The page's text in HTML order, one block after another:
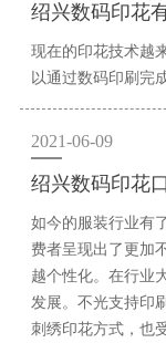
绍兴数码印花
现在的印花技术越
以通过数码印刷完
2021-06-09
绍兴数码印花
如今的服装行业有
费者呈现出了更加
越个性化。在行业
发展。不光支持印
刺绣印花方式，也